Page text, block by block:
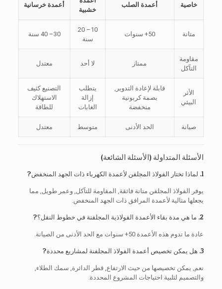
خاصية أعمدة الصلب
خشبية
أعمدة خرسانية
متانة 50+ سنوات
10– 20
سنة
30– 40 سنة
مقاومة
التآكل
ممتاز لا أحد معتدل
الأثر
البيئي
قابلة لإعادة التدوير,
بصمة كربونية
منخفضة
يتطلب
إزالة
الغابات
التصنيع كثيف
الاستهلاك
للطاقة
صيانة الحد الأدنى متوسط معتدل
الأسئلة المتداولة (الأسئلة الشائعة)
1. لماذا تختار الفولاذ المجلفن لأعمدة الكهرباء ذات الجهد المنخفض?
يوفر الفولاذ المجلفن متانة فائقة, المقاومة للتآكل, وعمر طويل, مما
يجعلها مثالية لأعمدة المرافق ذات الجهد المنخفض.
2. ما هي مدة بقاء الأعمدة الفولاذية المجلفنة في خطوط النقل؟?
عادة ما تدوم هذه الأعمدة 50+ سنوات مع الحد الأدنى من الصيانة.
3. هل يمكن تخصيص أعمدة الفولاذ المجلفنة لمشاريع محددة?
نعم, يمكن تخصيصها من حيث الارتفاع, قطر الدائرة, سمك الطلاء,
والتصميم لتلبية احتياجات المشروع المحددة.